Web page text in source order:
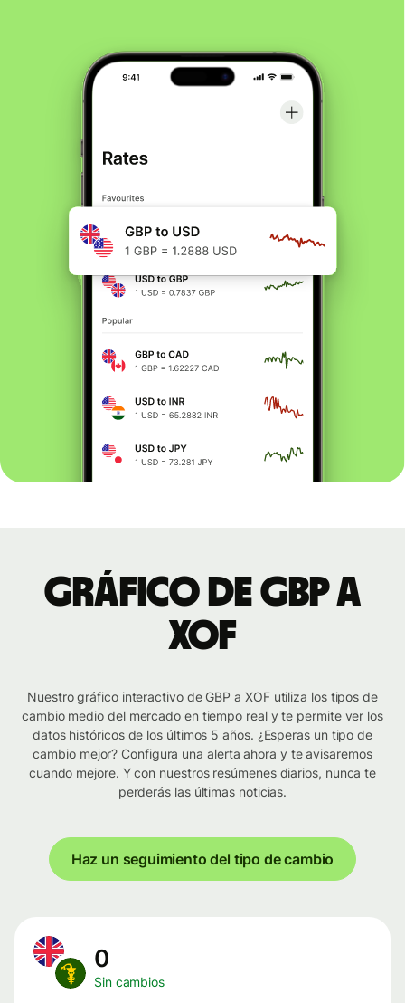
Gráfico de GBP a
XOF
Nuestro gráfico interactivo de GBP a XOF utiliza los tipos de
cambio medio del mercado en tiempo real y te permite ver los
datos históricos de los últimos 5 años. ¿Esperas un tipo de
cambio mejor? Configura una alerta ahora y te avisaremos
cuando mejore. Y con nuestros resúmenes diarios, nunca te
perderás las últimas noticias.
Haz un seguimiento del tipo de cambio
0
Sin cambios